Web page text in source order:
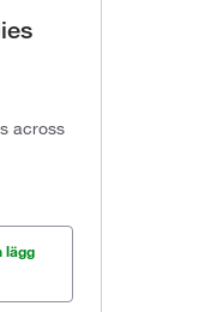
across
lägg